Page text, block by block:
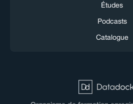
Études
Podcasts
Catalogue